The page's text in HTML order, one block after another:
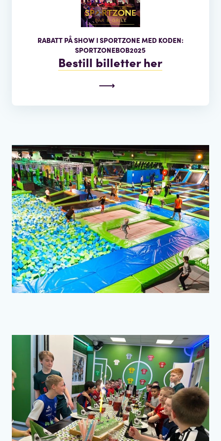
RABATT PÅ SHOW I SPORTZONE MED KODEN:
SPORTZONEBOB2025
Bestill billetter her